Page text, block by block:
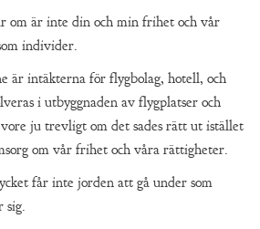
om är inte din och min frihet och vår
individer.
är intäkterna för flygbolag, hotell, och
i utbyggnaden av flygplatser och
vore ju trevligt om det sades rätt ut istället
om vår frihet och våra rättigheter.
får inte jorden att gå under som
sig.